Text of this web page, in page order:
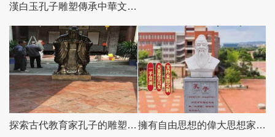
漢白玉孔子雕塑傳承中華文化，融入創(chuàng)意景區(qū)
探索古代教育家孔子的雕塑校園景區(qū) 擁有自由思想的偉大思想家——孔子大理石雕刻胸像